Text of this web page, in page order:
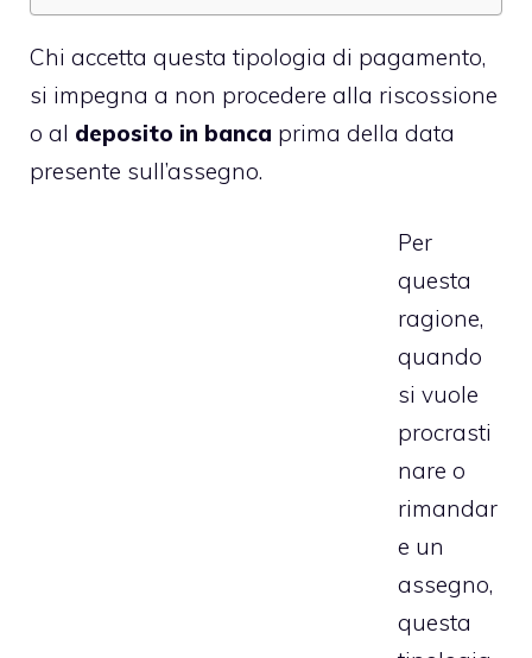
Chi accetta questa tipologia di pagamento,
si impegna a non procedere alla riscossione
o al deposito in banca prima della data
presente sull’assegno.
Per
questa
ragione,
quando
si vuole
procrasti
nare o
rimandar
e un
assegno,
questa